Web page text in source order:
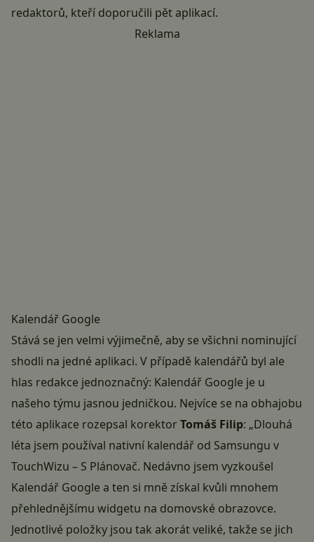
redaktorů, kteří doporučili pět aplikací.
Reklama
Kalendář Google
Stává se jen velmi výjimečně, aby se všichni nominující
shodli na jedné aplikaci. V případě kalendářů byl ale
hlas redakce jednoznačný: Kalendář Google je u
našeho týmu jasnou jedničkou. Nejvíce se na obhajobu
této aplikace rozepsal korektorTomáš Filip: „Dlouhá
léta jsem používal nativní kalendář od Samsungu v
TouchWizu – S Plánovač. Nedávno jsem vyzkoušel
Kalendář Google a ten si mně získal kvůli mnohem
přehlednějšímu widgetu na domovské obrazovce.
Jednotlivé položky jsou tak akorát veliké, takže se jich